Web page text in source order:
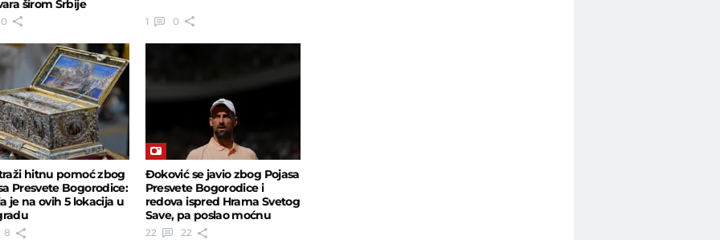
širom Srbije
0 1 0
hitnu pomoć zbog
Presvete Bogorodice:
je na ovih 5 lokacija u
8
Đoković se javio zbog Pojasa
Presvete Bogorodice i
redova ispred Hrama Svetog
Save, pa poslao moćnu
poruku
22 22